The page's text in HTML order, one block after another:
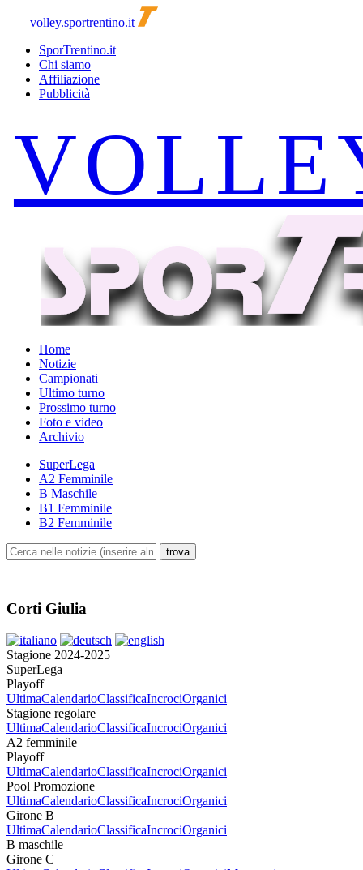
volley.sportrentino.it
SporTrentino.it
Chi siamo
Affiliazione
Pubblicità
Home
Notizie
Campionati
Ultimo turno
Prossimo turno
Foto e video
Archivio
SuperLega
A2 Femminile
B Maschile
B1 Femminile
B2 Femminile
Corti Giulia
Stagione 2024-2025
SuperLega
Playoff
UltimaCalendarioClassificaIncrociOrganici
Stagione regolare
UltimaCalendarioClassificaIncrociOrganici
A2 femminile
Playoff
UltimaCalendarioClassificaIncrociOrganici
Pool Promozione
UltimaCalendarioClassificaIncrociOrganici
Girone B
UltimaCalendarioClassificaIncrociOrganici
B maschile
Girone C